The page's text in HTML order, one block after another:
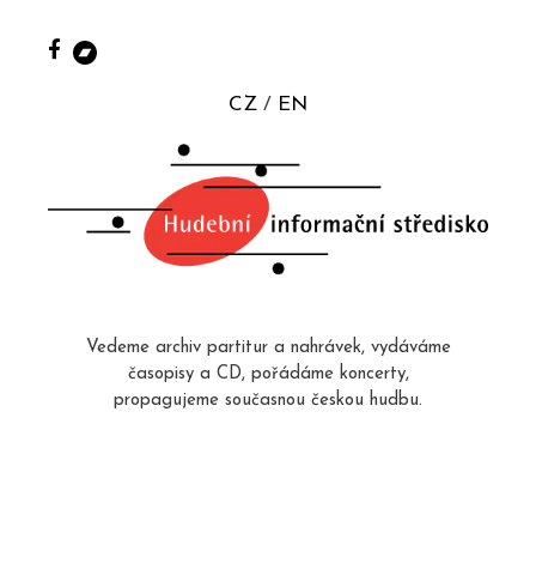
CZ EN
Vedeme archiv partitur a nahrávek, vydáváme
časopisy a CD, pořádáme koncerty,
propagujeme současnou českou hudbu.